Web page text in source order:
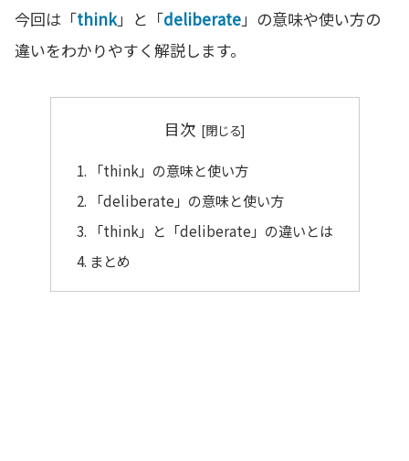
今回は「think」と「deliberate」の意味や使い方の
違いをわかりやすく解説します。
目次
「think」の意味と使い方
「deliberate」の意味と使い方
「think」と「deliberate」の違いとは
まとめ